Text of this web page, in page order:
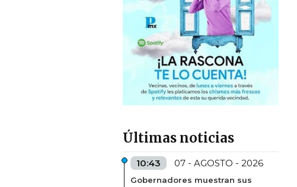
Últimas noticias
10:43 07 - AGOSTO - 2026
Gobernadores muestran sus